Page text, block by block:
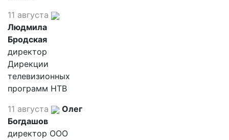
11 августа
Людмила
Бродская
директор
Дирекции
телевизионных
программ НТВ
11 августа
Олег
Богдашов
директор ООО